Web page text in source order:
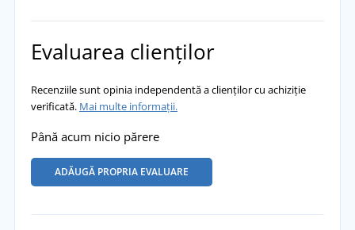
Evaluarea clienților
Recenziile sunt opinia independentă a clienților cu achiziție
verificată. Mai multe informații.
Până acum nicio părere
ADĂUGĂ PROPRIA EVALUARE